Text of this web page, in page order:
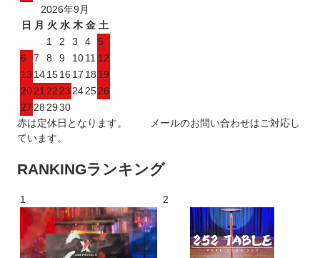
2026年9月
日 月 火 水 木 金 土
1
2 3 4
5
6
7 8 9 1011 12
13 141516 17 18 19
2021 22 23 242526
27 28 2930
赤は定休日となります。 メールのお問い合わせはご対応し
ています。
RANKINGランキング
1 2